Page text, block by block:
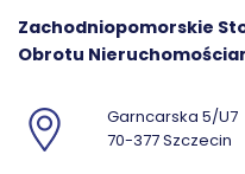
Zachodniopomorskie
Obrotu
Garncarska 5/U7
70-377 Szczecin